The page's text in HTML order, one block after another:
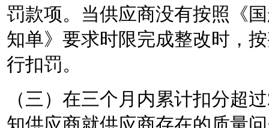
罚款项。当供应商没有按照《
知单》要求时限完成整改时，
行扣罚。
（三）在三个月内累计扣分超过